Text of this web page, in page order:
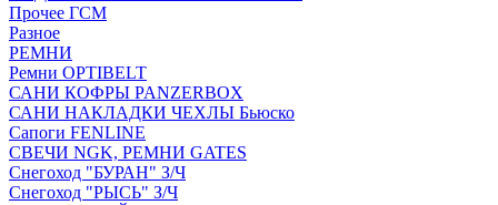
Прочее ГСМ
Разное
РЕМНИ
Ремни OPTIBELT
САНИ КОФРЫ PANZERBOX
САНИ НАКЛАДКИ ЧЕХЛЫ Бьюско
Сапоги FENLINE
СВЕЧИ NGK, РЕМНИ GATES
Снегоход "БУРАН" З/Ч
Снегоход "РЫСЬ" З/Ч